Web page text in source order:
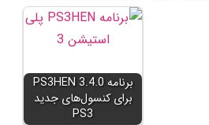
برنامه PS3HEN 3.4.0
برای کنسول‌های جدید
PS3